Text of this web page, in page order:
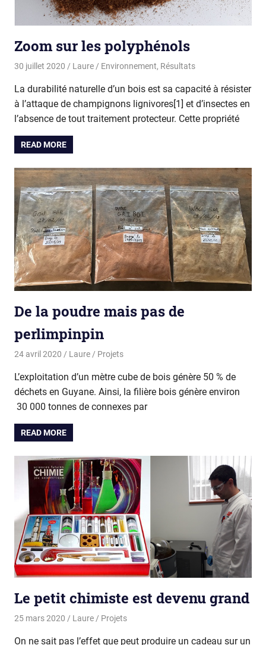
Zoom sur les polyphénols
30 juillet 2020 Laure Environnement, Résultats
La durabilité naturelle d’un bois est sa capacité à résister
à l’attaque de champignons lignivores[1] et d’insectes en
l’absence de tout traitement protecteur. Cette propriété
READ MORE
De la poudre mais pas de
perlimpinpin
24 avril 2020 Laure Projets
L’exploitation d’un mètre cube de bois génère 50 % de
déchets en Guyane. Ainsi, la filière bois génère environ
30 000 tonnes de connexes par
READ MORE
Le petit chimiste est devenu grand
25 mars 2020 Laure Projets
On ne sait pas l’effet que peut produire un cadeau sur un